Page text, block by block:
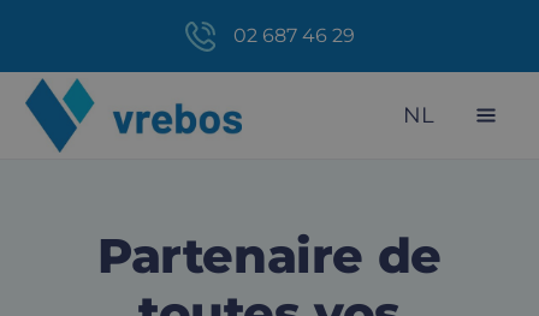
02 687 46 29
NL
Partenaire de